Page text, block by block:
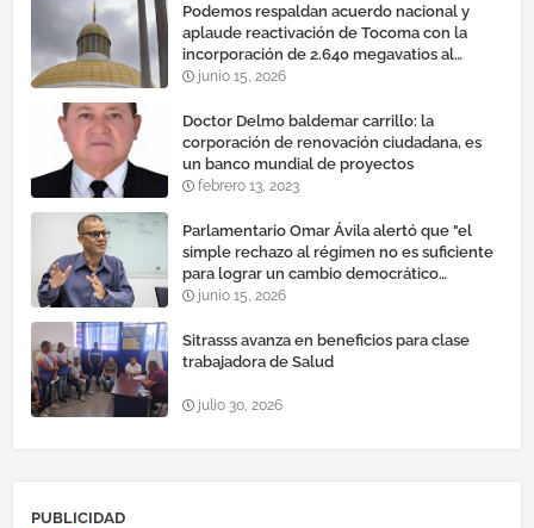
Podemos respaldan acuerdo nacional y
aplaude reactivación de Tocoma con la
incorporación de 2.640 megavatios al
sistema eléctrico nacional
junio 15, 2026
Doctor Delmo baldemar carrillo: la
corporación de renovación ciudadana, es
un banco mundial de proyectos
febrero 13, 2023
Parlamentario Omar Ávila alertó que "el
simple rechazo al régimen no es suficiente
para lograr un cambio democrático
efectivo"
junio 15, 2026
Sitrasss avanza en beneficios para clase
trabajadora de Salud
julio 30, 2026
PUBLICIDAD